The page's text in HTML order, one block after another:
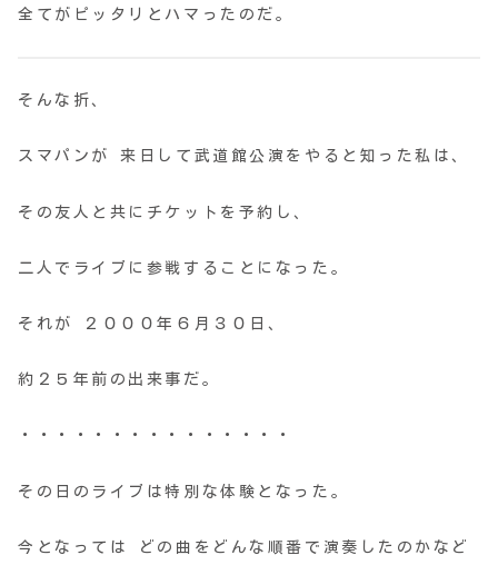
全てがピッタリとハマったのだ。
そんな折、
スマパンが 来日して武道館公演をやると知った私は、
その友人と共にチケットを予約し、
二人でライブに参戦することになった。
それが ２０００年６月３０日、
約２５年前の出来事だ。
・・・・・・・・・・・・・・・
その日のライブは特別な体験となった。
今となっては どの曲をどんな順番で演奏したのかなど